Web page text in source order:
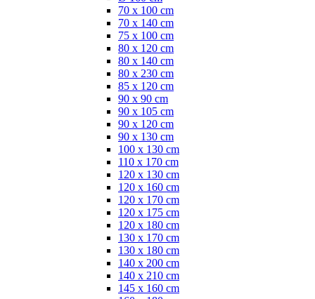
70 x 100 cm
70 x 140 cm
75 x 100 cm
80 x 120 cm
80 x 140 cm
80 x 230 cm
85 x 120 cm
90 x 90 cm
90 x 105 cm
90 x 120 cm
90 x 130 cm
100 x 130 cm
110 x 170 cm
120 x 130 cm
120 x 160 cm
120 x 170 cm
120 x 175 cm
120 x 180 cm
130 x 170 cm
130 x 180 cm
140 x 200 cm
140 x 210 cm
145 x 160 cm